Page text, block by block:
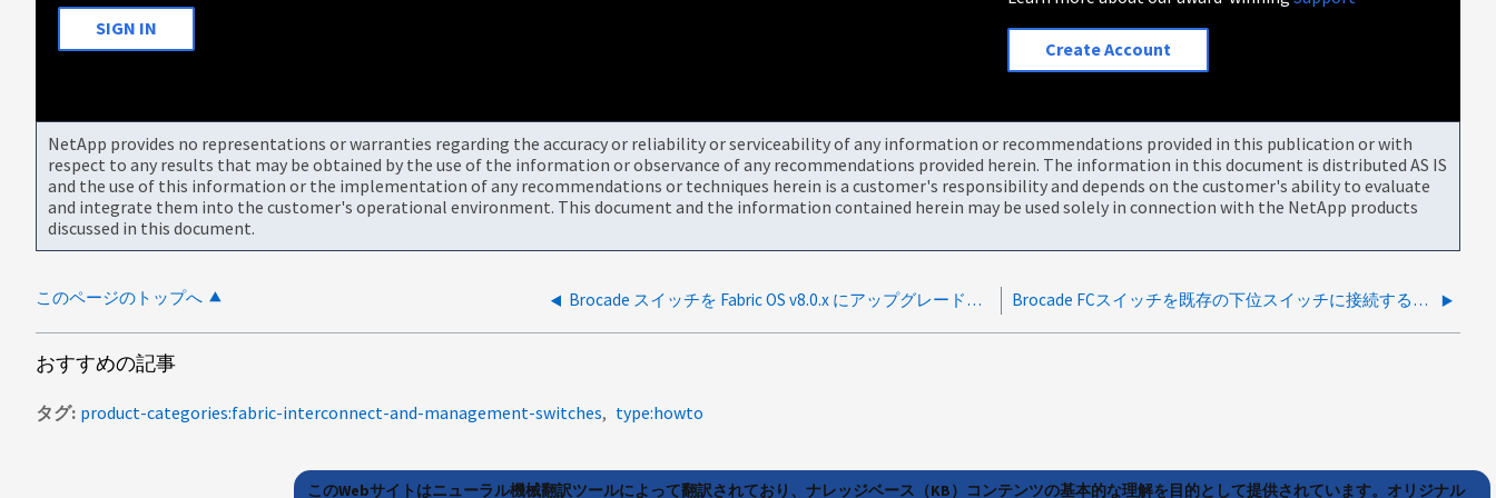
SIGN IN
Create Account
NetApp provides no representations or warranties regarding the accuracy or reliability or serviceability of any information or recommendations provided in this publication or with
respect to any results that may be obtained by the use of the information or observance of any recommendations provided herein. The information in this document is distributed AS IS
and the use of this information or the implementation of any recommendations or techniques herein is a customer's responsibility and depends on the customer's ability to evaluate
and integrate them into the customer's operational environment. This document and the information contained herein may be used solely in connection with the NetApp products
discussed in this document.
このページのトップへ Brocade スイッチを Fabric OS v8.0.x にアップグレード中にエラーが発生しました Brocade FCスイッチを既存の下位スイッチに接続することはできますか。
おすすめの記事
タグ product-categories:fabric-interconnect-and-management-switches type:howto
このWebサイトはニューラル機械翻訳ツールによって翻訳されており、ナレッジベース（KB）コンテンツの基本的な理解を目的として提供されています。オリジナル